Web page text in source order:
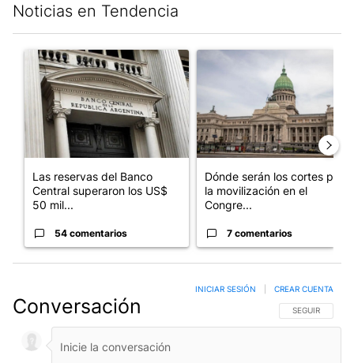
Noticias en Tendencia
Un artículo de tendencia con el título "Las reservas del Banco
Las reservas del Banco
Central superaron los US$
50 mil...
54 comentarios
Un artículo de tendencia
Dónde serán los cortes por
la movilización en el
Congre...
7 comentarios
Conversación SIGA ESTA
SEGUIR
INICIAR SESIÓN CREAR CUENTA